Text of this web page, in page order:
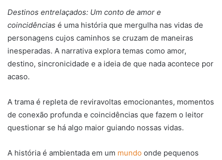
Destinos entrelaçados: Um conto de amor e
coincidências é uma história que mergulha nas vidas de
personagens cujos caminhos se cruzam de maneiras
inesperadas. A narrativa explora temas como amor,
destino, sincronicidade e a ideia de que nada acontece por
acaso.
A trama é repleta de reviravoltas emocionantes, momentos
de conexão profunda e coincidências que fazem o leitor
questionar se há algo maior guiando nossas vidas.
A história é ambientada em um mundo onde pequenos